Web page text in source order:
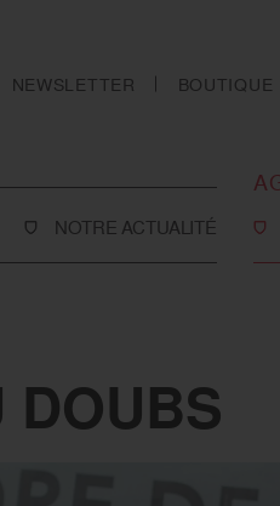
NEWSLETTER BOUTIQUE
NOTRE ACTUALITÉ
DOUBS